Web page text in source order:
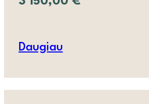
Daugiau